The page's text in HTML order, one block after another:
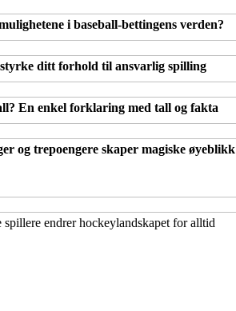
i baseball-bettingens verden?
ditt forhold til ansvarlig spilling
En enkel forklaring med tall og fakta
og trepoengere skaper magiske øyeblikk
endrer hockeylandskapet for alltid